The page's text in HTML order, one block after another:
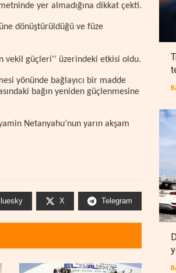
yer almadığına dikkat çekti.
dönüştürüldüğü ve füze
vekil güçleri'' üzerindeki etkisi oldu.
yönünde bağlayıcı bir madde
bağın yeniden güçlenmesine
Netanyahu’nun yarın akşam
X Telegram